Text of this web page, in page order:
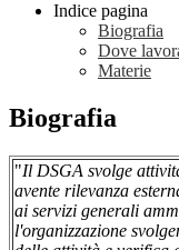
Indice pagina
Biografia
Dove
Materie
Biografia
"Il DSGA svolge
avente rilevanza
ai servizi generali
l'organizzazione